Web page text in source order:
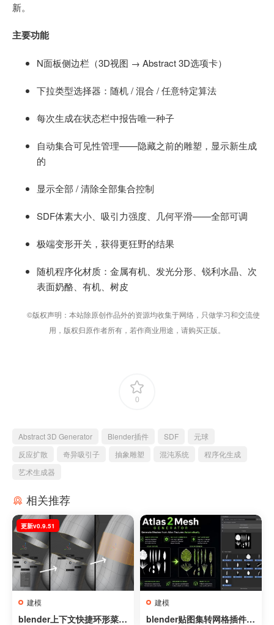
新。
主要功能
N面板侧边栏（3D视图 → Abstract 3D选项卡）
下拉类型选择器：随机 / 混合 / 任意特定算法
每次生成在状态栏中报告唯一种子
自动集合可见性管理——隐藏之前的雕塑，显示新生成
的
显示全部 / 清除全部集合控制
SDF体素大小、吸引力强度、几何平滑——全部可调
极端变形开关，获得更狂野的结果
随机程序化材质：金属有机、发光分形、锐利水晶、次
表面奶酪、有机、树皮
©版权声明：本站除原创作品外的资源均收集于网络，只做学习和交流使
用，版权归原作者所有，若作商业用途，请购买正版。
0
Abstract 3D Generator Blender插件 SDF
元球
反应扩散
奇异吸引子 抽象雕塑 混沌系统
程序化生成
艺术生成器
相关推荐
建模
blender上下文快捷环形菜单
更新v0.9.51
建模
blender贴图集转网格插件 –